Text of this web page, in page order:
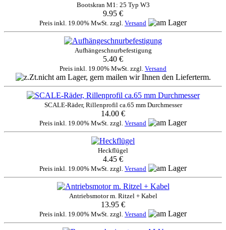
Bootskran M1: 25 Typ W3
9.95 €
Preis inkl. 19.00% MwSt. zzgl. Versand
Aufhängeschnurbefestigung
5.40 €
Preis inkl. 19.00% MwSt. zzgl. Versand
SCALE-Räder, Rillenprofil ca.65 mm Durchmesser
14.00 €
Preis inkl. 19.00% MwSt. zzgl. Versand
Heckflügel
4.45 €
Preis inkl. 19.00% MwSt. zzgl. Versand
Antriebsmotor m. Ritzel + Kabel
13.95 €
Preis inkl. 19.00% MwSt. zzgl. Versand